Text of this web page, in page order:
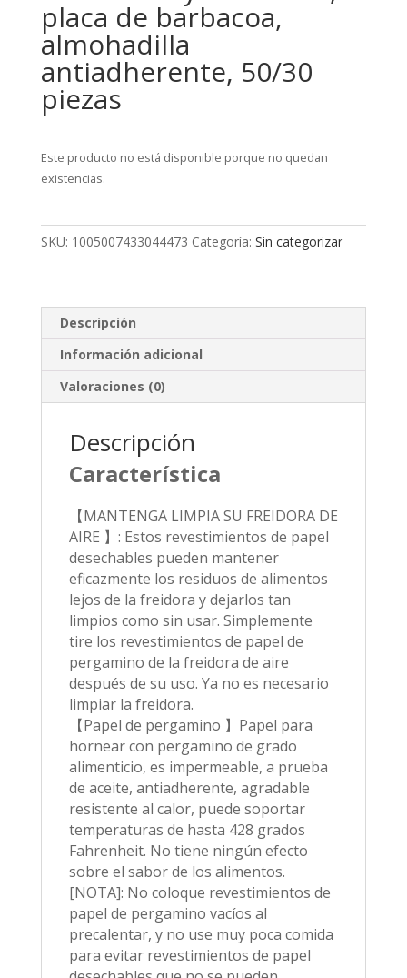
placa de barbacoa,
almohadilla
antiadherente, 50/30
piezas
Este producto no está disponible porque no quedan
existencias.
SKU: 1005007433044473 Categoría: Sin categorizar
Descripción
Información adicional
Valoraciones (0)
Descripción
Característica
【MANTENGA LIMPIA SU FREIDORA DE
AIRE 】: Estos revestimientos de papel
desechables pueden mantener
eficazmente los residuos de alimentos
lejos de la freidora y dejarlos tan
limpios como sin usar. Simplemente
tire los revestimientos de papel de
pergamino de la freidora de aire
después de su uso. Ya no es necesario
limpiar la freidora.
【Papel de pergamino 】Papel para
hornear con pergamino de grado
alimenticio, es impermeable, a prueba
de aceite, antiadherente, agradable
resistente al calor, puede soportar
temperaturas de hasta 428 grados
Fahrenheit. No tiene ningún efecto
sobre el sabor de los alimentos.
[NOTA]: No coloque revestimientos de
papel de pergamino vacíos al
precalentar, y no use muy poca comida
para evitar revestimientos de papel